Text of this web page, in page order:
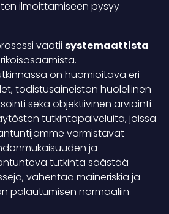
ilmoittamiseen pysyy
vaatii systemaattista
on huomioitava eri
todistusaineiston huolellinen
sekä objektiivinen arviointi.
tutkintapalveluita, joissa
varmistavat
ja
tutkinta säästää
vähentää maineriskiä ja
palautumisen normaaliin